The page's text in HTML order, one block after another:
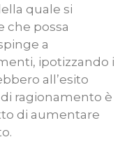
quale si
che possa
a
ipotizzando i
all’esito
ragionamento è
di aumentare